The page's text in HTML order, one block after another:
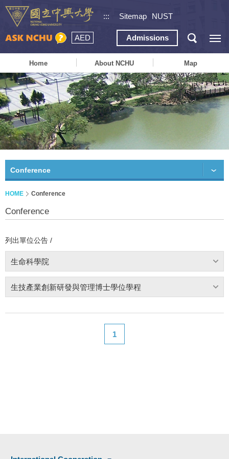
::: Sitemap NUST
AED Admissions
Home About NCHU Map
Conference
HOME Conference
Conference
列出單位公告 /
生命科學院
生技產業創新研發與管理博士學位學程
1